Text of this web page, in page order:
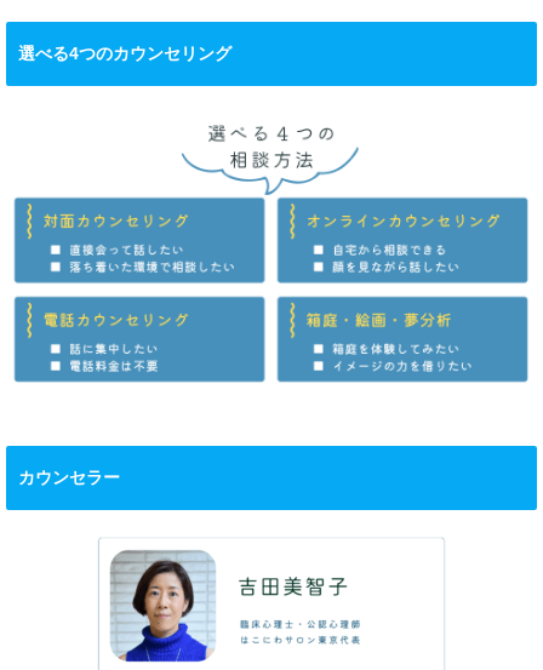
選べる4つのカウンセリング
カウンセラー